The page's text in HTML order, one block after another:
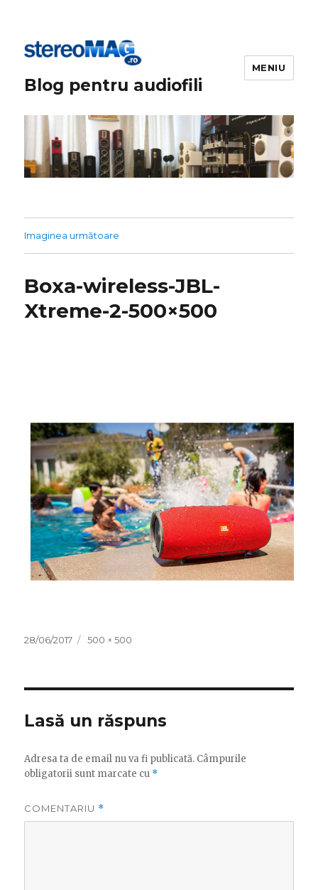
Blog pentru audiofili
MENIU
Imaginea următoare
Boxa-wireless-JBL-
Xtreme-2-500×500
Publicat
28/06/2017
Dimensiune
500 × 500
Lasă un răspuns
Adresa ta de email nu va fi publicată. Câmpurile
obligatorii sunt marcate cu *
COMENTARIU *